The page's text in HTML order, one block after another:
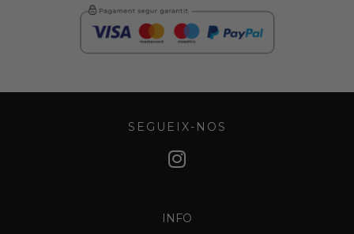
SEGUEIX-NOS
INFO